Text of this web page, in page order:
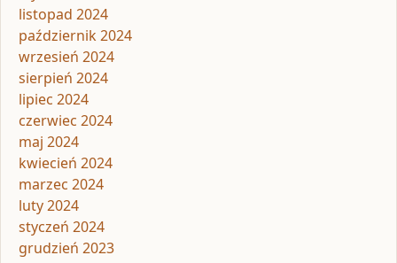
listopad 2024
październik 2024
wrzesień 2024
sierpień 2024
lipiec 2024
czerwiec 2024
maj 2024
kwiecień 2024
marzec 2024
luty 2024
styczeń 2024
grudzień 2023